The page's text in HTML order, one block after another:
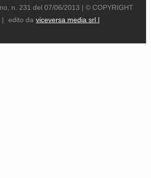
n. 231 del 07/06/2013 | © COPYRIGHT
| edito da viceversa media srl |